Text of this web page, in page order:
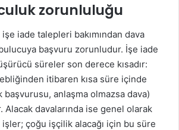
zorunluluğu
iade talepleri bakımından dava
başvuru zorunludur. İşe iade
süreler son derece kısadır:
itibaren kısa süre içinde
anlaşma olmazsa dava)
davalarında ise genel olarak
işler; çoğu işçilik alacağı için bu süre